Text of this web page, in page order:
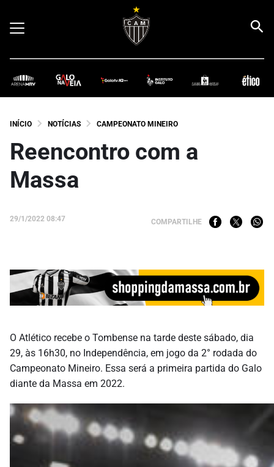
INÍCIO NOTÍCIAS CAMPEONATO MINEIRO
Reencontro com a
Massa
29/1/2022 08:47 COMPARTILHE
O Atlético recebe o Tombense na tarde deste sábado, dia
29, às 16h30, no Independência, em jogo da 2° rodada do
Campeonato Mineiro. Essa será a primeira partida do Galo
diante da Massa em 2022.